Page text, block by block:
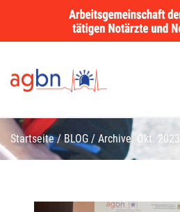
Startseite/BLOG / Archive: Okt. 2023